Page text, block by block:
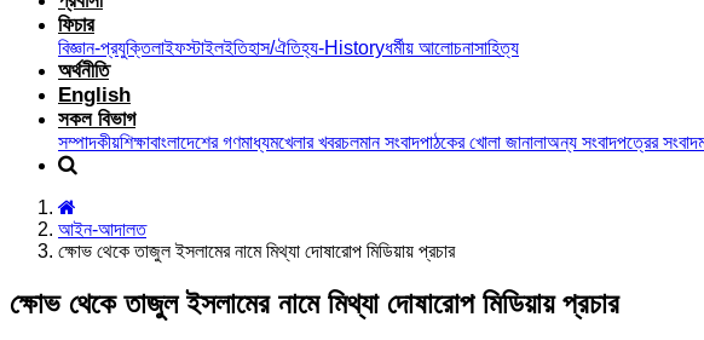
ফিচার
বিজ্ঞান-প্রযুক্তিলাইফস্টাইলইতিহাস/ঐতিহ্য-Historyধর্মীয় আলোচনাসাহিত্য
অর্থনীতি
English
সকল বিভাগ
সম্পাদকীয়শিক্ষাবাংলাদেশের গণমাধ্যমখেলার খবরচলমান সংবাদপাঠকের খোলা জানালাঅন্য সংবাদপত্রের সংবাদ
আইন-আদালত
ক্ষোভ থেকে তাজুল ইসলামের নামে মিথ্যা দোষারোপ মিডিয়ায় প্রচার
ক্ষোভ থেকে তাজুল ইসলামের নামে মিথ্যা দোষারোপ মিডিয়ায় প্রচার